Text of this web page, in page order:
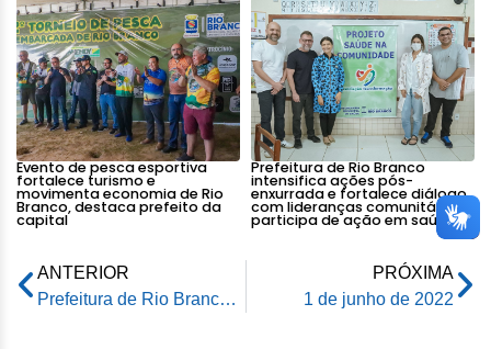
Evento de pesca esportiva
fortalece turismo e
movimenta economia de Rio
Branco, destaca prefeito da
capital
Prefeitura de Rio Branco
intensifica ações pós-
enxurrada e fortalece diálogo
com lideranças comunitárias e
participa de ação em saúde
ANTERIOR
Prefeitura de Rio Branco incentiva população a realizar atividades nos Parques ambientais da Capital pós Covid-19
PRÓXIMA
1 de junho de 2022